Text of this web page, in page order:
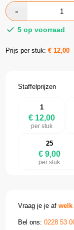
5 op voorraad
Prijs per stuk:€12,00
Staffelprijzen
1
€ 12,00
per stuk
25
€ 9,00
per stuk
Vraag je je afwelk
Bel ons:0228 53